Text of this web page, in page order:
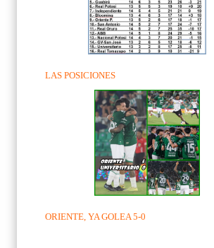
LAS POSICIONES
ORIENTE, YA GOLEA 5-0